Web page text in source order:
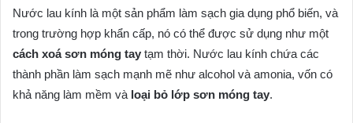
Nước lau kính là một sản phẩm làm sạch gia dụng phổ biến, và
trong trường hợp khẩn cấp, nó có thể được sử dụng như một
cách xoá sơn móng tay tạm thời. Nước lau kính chứa các
thành phần làm sạch mạnh mẽ như alcohol và amonia, vốn có
khả năng làm mềm và loại bỏ lớp sơn móng tay.